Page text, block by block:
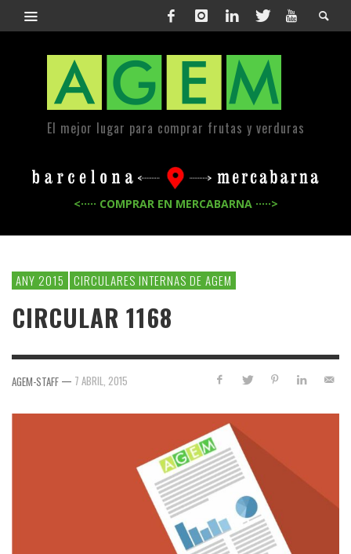
El mejor lugar para comprar frutas y verduras
<····· COMPRAR EN MERCABARNA ·····>
ANY 2015 CIRCULARES INTERNAS DE AGEM
CIRCULAR 1168
AGEM-STAFF — 7 ABRIL, 2015